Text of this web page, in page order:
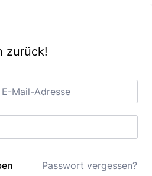
zurück!
Passwort vergessen?